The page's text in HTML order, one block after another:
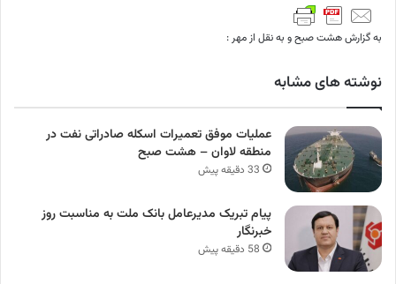
به گزارش هشت صبح و به نقل از مهر :
نوشته های مشابه
عملیات موفق تعمیرات اسکله صادراتی نفت در
منطقه لاوان – هشت صبح
33 دقیقه پیش
پیام تبریک مدیرعامل بانک ملت به مناسبت روز
خبرنگار
58 دقیقه پیش